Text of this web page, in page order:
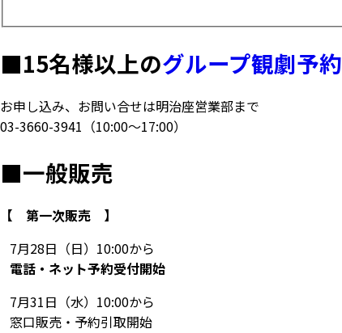
■15名様以上のグループ観劇予約
お申し込み、お問い合せは明治座営業部まで
03-3660-3941 （10:00～17:00）
■一般販売
【 第一次販売 】
7月28日（日）10:00から
電話・ネット予約受付開始
7月31日（水）10:00から
窓口販売・予約引取開始